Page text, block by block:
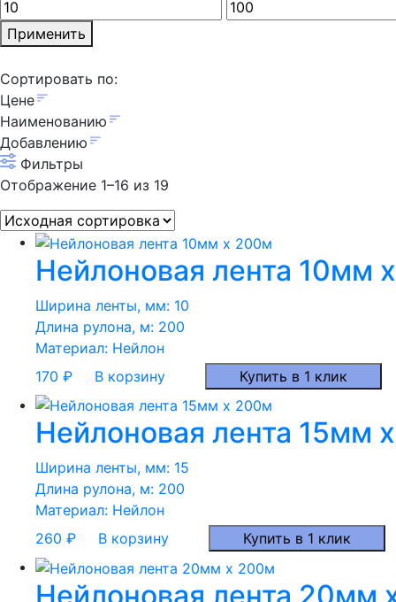
Применить
Сортировать по:
Цене
Наименованию
Добавлению
Фильтры
Отображение 1–16 из 19
Нейлоновая лента 10мм
Ширина ленты, мм: 10
Длина рулона, м: 200
Материал: Нейлон
170 ₽ В корзину Купить в 1 клик
Нейлоновая лента 15мм
Ширина ленты, мм: 15
Длина рулона, м: 200
Материал: Нейлон
260 ₽ В корзину Купить в 1 клик